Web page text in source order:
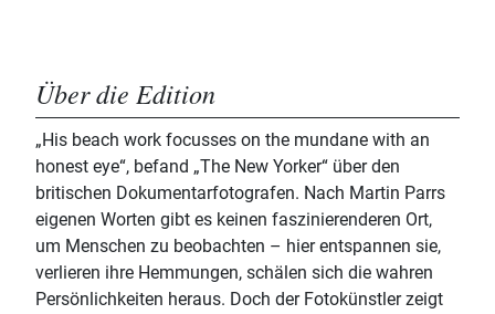
Über die Edition
„His beach work focusses on the mundane with an
honest eye“, befand „The New Yorker“ über den
britischen Dokumentarfotografen. Nach Martin Parrs
eigenen Worten gibt es keinen faszinierenderen Ort,
um Menschen zu beobachten – hier entspannen sie,
verlieren ihre Hemmungen, schälen sich die wahren
Persönlichkeiten heraus. Doch der Fotokünstler zeigt